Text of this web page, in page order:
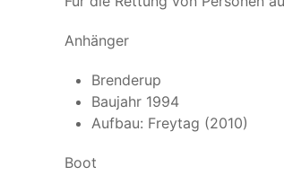
Anhänger
Brenderup
Baujahr 1994
Aufbau: Freytag (2010)
Boot